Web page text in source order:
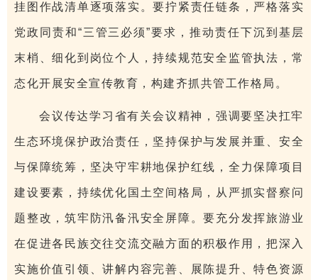
挂图作战清单逐项落实。要拧紧责任链条，严格落实
党政同责和“三管三必须”要求，推动责任下沉到基层
末梢、细化到岗位个人，持续规范安全监管执法，常
态化开展安全宣传教育，构建齐抓共管工作格局。
会议传达学习省有关会议精神，强调要坚决扛牢
生态环境保护政治责任，坚持保护与发展并重、安全
与保障统筹，坚决守牢耕地保护红线，全力保障项目
建设要素，持续优化国土空间格局，从严抓实督察问
题整改，筑牢防汛备汛安全屏障。要充分发挥旅游业
在促进各民族交往交流交融方面的积极作用，把深入
实施价值引领、讲解内容完善、展陈提升、特色资源